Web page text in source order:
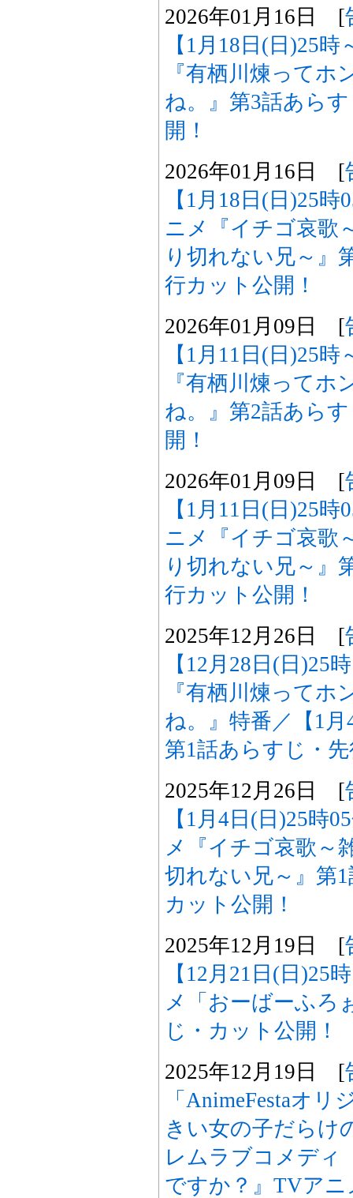
2026年01月16日 [
【1月18日(日)25
『有栖川煉ってホ
ね。』第3話あら
開！
2026年01月16日 [
【1月18日(日)25
ニメ『イチゴ哀歌
り切れない兄～
行カット公開！
2026年01月09日 [
【1月11日(日)25
『有栖川煉ってホ
ね。』第2話あら
開！
2026年01月09日 [
【1月11日(日)25
ニメ『イチゴ哀歌
り切れない兄～
行カット公開！
2025年12月26日 [
【12月28日(日)25
『有栖川煉ってホ
ね。』特番／【1
第1話あらすじ・
2025年12月26日 [
【1月4日(日)25時
メ『イチゴ哀歌～
切れない兄～』第
カット公開！
2025年12月19日 [
【12月21日(日)25
メ「おーばーふろ
じ・カット公開！
2025年12月19日 [
「AnimeFestaオ
きい女の子だらけ
レムラブコメディ
ですか？』TVアニ